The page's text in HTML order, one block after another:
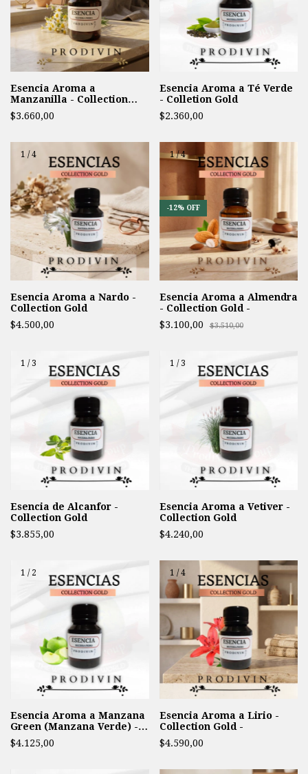
Esencia Aroma a
Manzanilla - Collection
Gold -
$3.660,00
Esencia Aroma a Té Verde
- Colletion Gold
$2.360,00
1 /4
Esencia Aroma a Nardo -
Collection Gold
$4.500,00
1/4
-12% OFF
Esencia Aroma a Almendra
- Collection Gold -
$3.100,00
$3.510,00
1 / 3
Esencia de Alcanfor -
Collection Gold
$3.855,00
1 / 3
Esencia Aroma a Vetiver -
Collection Gold
$4.240,00
1 / 2
Esencia Aroma a Manzana
Green (Manzana Verde) -
Collection Gold -
$4.125,00
1 /4
Esencia Aroma a Lirio -
Collection Gold -
$4.590,00